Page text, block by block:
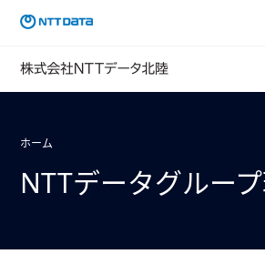
ホーム
NTTデータグルー